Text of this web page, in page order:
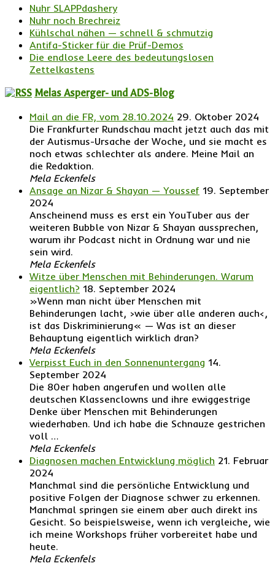
Nuhr SLAPPdashery
Nuhr noch Brechreiz
Kühlschal nähen — schnell & schmutzig
Antifa-Sticker für die Prüf-Demos
Die endlose Leere des bedeutungslosen
Zettelkastens
Melas Asperger- und ADS-Blog
Mail an die FR, vom 28.10.2024 29. Oktober 2024
Die Frankfurter Rundschau macht jetzt auch das mit
der Autismus-Ursache der Woche, und sie macht es
noch etwas schlechter als andere. Meine Mail an
die Redaktion.
Mela Eckenfels
Ansage an Nizar & Shayan — Youssef 19. September
2024
Anscheinend muss es erst ein YouTuber aus der
weiteren Bubble von Nizar & Shayan aussprechen,
warum ihr Podcast nicht in Ordnung war und nie
sein wird.
Mela Eckenfels
Witze über Menschen mit Behinderungen. Warum
eigentlich? 18. September 2024
»Wenn man nicht über Menschen mit
Behinderungen lacht, ›wie über alle anderen auch‹,
ist das Diskriminierung« — Was ist an dieser
Behauptung eigentlich wirklich dran?
Mela Eckenfels
Verpisst Euch in den Sonnenuntergang 14.
September 2024
Die 80er haben angerufen und wollen alle
deutschen Klassenclowns und ihre ewiggestrige
Denke über Menschen mit Behinderungen
wiederhaben. Und ich habe die Schnauze gestrichen
voll …
Mela Eckenfels
Diagnosen machen Entwicklung möglich 21. Februar
2024
Manchmal sind die persönliche Entwicklung und
positive Folgen der Diagnose schwer zu erkennen.
Manchmal springen sie einem aber auch direkt ins
Gesicht. So beispielsweise, wenn ich vergleiche, wie
ich meine Workshops früher vorbereitet habe und
heute.
Mela Eckenfels